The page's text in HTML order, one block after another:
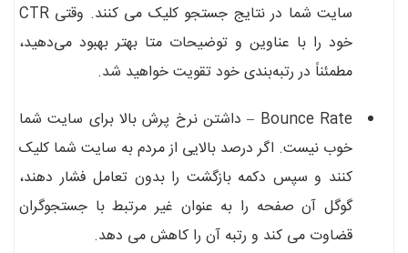
سایت شما در نتایج جستجو کلیک می کنند. وقتی CTR
خود را با عناوین و توضیحات متا بهتر بهبود می‌دهید،
مطمئناً در رتبه‌بندی خود تقویت خواهید شد.
Bounce Rate – داشتن نرخ پرش بالا برای سایت شما
خوب نیست. اگر درصد بالایی از مردم به سایت شما کلیک
کنند و سپس دکمه بازگشت را بدون تعامل فشار دهند،
گوگل آن صفحه را به عنوان غیر مرتبط با جستجوگران
قضاوت می کند و رتبه آن را کاهش می دهد.